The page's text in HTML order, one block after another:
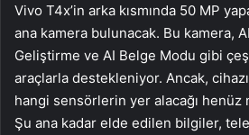
Vivo T4x’in arka kısmında 50 MP
ana kamera bulunacak. Bu kamera,
Geliştirme ve AI Belge Modu gibi
araçlarla destekleniyor. Ancak,
hangi sensörlerin yer alacağı henüz
Şu ana kadar elde edilen bilgiler,